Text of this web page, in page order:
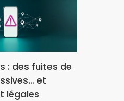
: des fuites de
et
légales